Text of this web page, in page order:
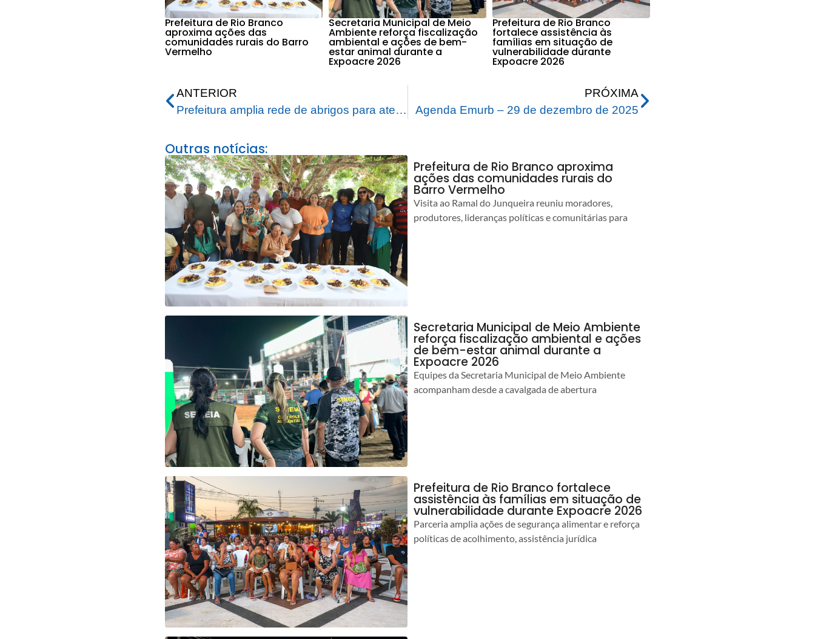
Prefeitura de Rio Branco
aproxima ações das
comunidades rurais do Barro
Vermelho
Secretaria Municipal de Meio
Ambiente reforça fiscalização
ambiental e ações de bem-
estar animal durante a
Expoacre 2026
Prefeitura de Rio Branco
fortalece assistência às
famílias em situação de
vulnerabilidade durante
Expoacre 2026
ANTERIOR
Prefeitura amplia rede de abrigos para atender famílias afetadas pela enchente do Rio Acre
PRÓXIMA
Agenda Emurb – 29 de dezembro de 2025
Outras notícias:
Prefeitura de Rio Branco aproxima
ações das comunidades rurais do
Barro Vermelho
Visita ao Ramal do Junqueira reuniu moradores,
produtores, lideranças políticas e comunitárias para
Secretaria Municipal de Meio Ambiente
reforça fiscalização ambiental e ações
de bem-estar animal durante a
Expoacre 2026
Equipes da Secretaria Municipal de Meio Ambiente
acompanham desde a cavalgada de abertura
Prefeitura de Rio Branco fortalece
assistência às famílias em situação de
vulnerabilidade durante Expoacre 2026
Parceria amplia ações de segurança alimentar e reforça
políticas de acolhimento, assistência jurídica